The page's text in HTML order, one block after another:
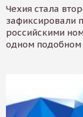
Чехия стала
зафиксировали
российскими
одном подобном